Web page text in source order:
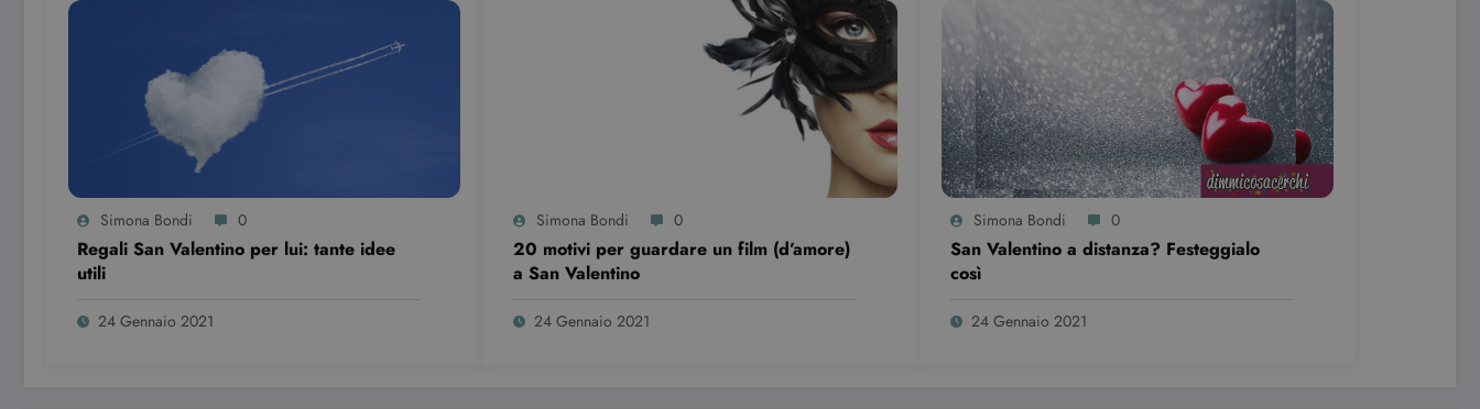
Simona Bondi 0
Regali San Valentino per lui: tante idee
utili
24 Gennaio 2021
Simona Bondi 0
20 motivi per guardare un film (d’amore)
a San Valentino
24 Gennaio 2021
Simona Bondi 0
San Valentino a distanza? Festeggialo
così
24 Gennaio 2021
Questo cookie è impostato da Youtube per tenere traccia delle preferenze dell'utente
per i video di Youtube incorporati nei siti; può anche determinare se il visitatore del
sito web sta utilizzando la nuova o la vecchia versione dell'interfaccia di Youtube.
Questo cookie è impostato da YouTube per tenere traccia delle visualizzazioni dei